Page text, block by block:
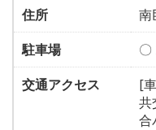
住所
南
駐車場
〇
交通アクセス
[
共
合